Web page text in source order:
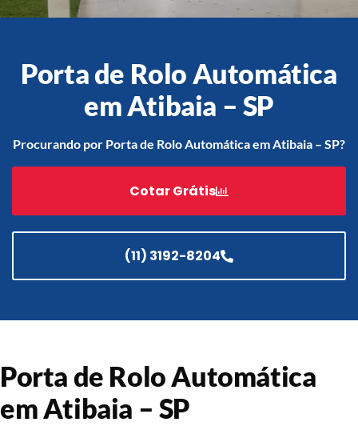
Acessórios
Enrolar em Teresópolis – RJ
Aldeia – RJ
Portão de Garagem de
Enrolar em São João de
Meriti – RJ
Portão de Garagem de
Enrolar em Queimados – RJ
Portão de Garagem de
Porta de Rolo Automática
em Atibaia – SP
Procurando por Porta de Rolo Automática em Atibaia – SP?
Cotar Grátis
(11) 3192-8204
Porta de Rolo Automática
em Atibaia – SP